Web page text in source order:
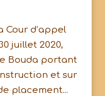
Cour d’appel
juillet 2020,
Bouda portant
et sur
placement...